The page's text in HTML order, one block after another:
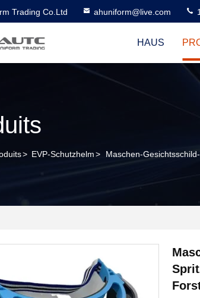
Trading Co.Ltd ahuniform@live.com
HAUS
> EVP-Schutzhelm> Maschen-